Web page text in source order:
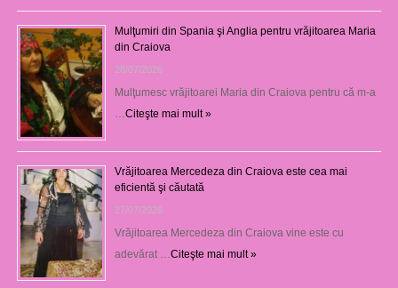
Mulţumiri din Spania şi Anglia pentru vrăjitoarea Maria
din Craiova
28/07/2026
Mulţumesc vrăjitoarei Maria din Craiova pentru că m-a
Citeşte mai mult »
Vrăjitoarea Mercedeza din Craiova este cea mai
eficientă şi căutată
27/07/2026
Vrăjitoarea Mercedeza din Craiova vine este cu
adevărat … Citeşte mai mult »